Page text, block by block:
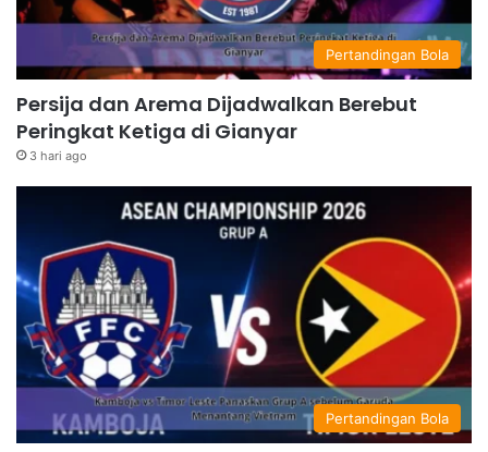
Pertandingan Bola
Persija dan Arema Dijadwalkan Berebut
Peringkat Ketiga di Gianyar
3 hari ago
Pertandingan Bola